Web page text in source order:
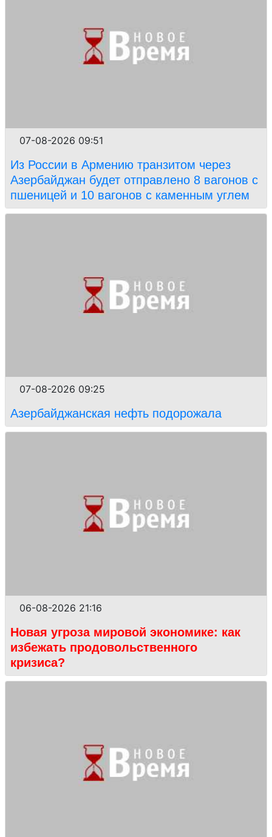
07-08-2026 09:51
Из России в Армению транзитом через
Азербайджан будет отправлено 8 вагонов с
пшеницей и 10 вагонов с каменным углем
07-08-2026 09:25
Азербайджанская нефть подорожала
06-08-2026 21:16
Новая угроза мировой экономике: как
избежать продовольственного
кризиса?